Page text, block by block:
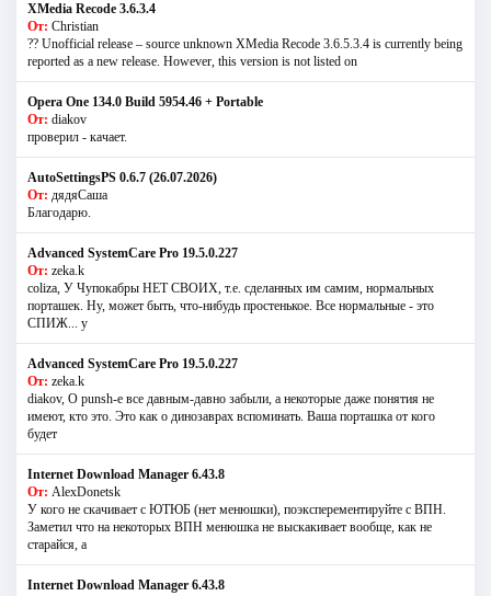
XMedia Recode 3.6.3.4
От: Christian
?? Unofficial release – source unknown XMedia Recode 3.6.5.3.4 is currently being
reported as a new release. However, this version is not listed on
Opera One 134.0 Build 5954.46 + Portable
От: diakov
проверил - качает.
AutoSettingsPS 0.6.7 (26.07.2026)
От: дядяСаша
Благодарю.
Advanced SystemCare Pro 19.5.0.227
От: zeka.k
coliza, У Чупокабры НЕТ СВОИХ, т.е. сделанных им самим, нормальных
порташек. Ну, может быть, что-нибудь простенькое. Все нормальные - это
СПИЖ... у
Advanced SystemCare Pro 19.5.0.227
От: zeka.k
diakov, О punsh-е все давным-давно забыли, а некоторые даже понятия не
имеют, кто это. Это как о динозаврах вспоминать. Ваша порташка от кого
будет
Internet Download Manager 6.43.8
От: AlexDonetsk
У кого не скачивает с ЮТЮБ (нет менюшки), поэксперементируйте с ВПН.
Заметил что на некоторых ВПН менюшка не выскакивает вообще, как не
старайся, а
Internet Download Manager 6.43.8